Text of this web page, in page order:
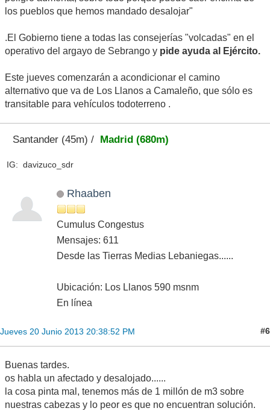
los pueblos que hemos mandado desalojar"
.El Gobierno tiene a todas las consejerías "volcadas" en el
operativo del argayo de Sebrango y pide ayuda al Ejército.
Este jueves comenzarán a acondicionar el camino
alternativo que va de Los Llanos a Camaleño, que sólo es
transitable para vehículos todoterreno .
Santander (45m) / Madrid (680m)
IG: davizuco_sdr
Rhaaben
Cumulus Congestus
Mensajes: 611
Desde las Tierras Medias Lebaniegas......
Ubicación: Los Llanos 590 msnm
En línea
Jueves 20 Junio 2013 20:38:52 PM #6
Buenas tardes.
os habla un afectado y desalojado......
la cosa pinta mal, tenemos más de 1 millón de m3 sobre
nuestras cabezas y lo peor es que no encuentran solución.